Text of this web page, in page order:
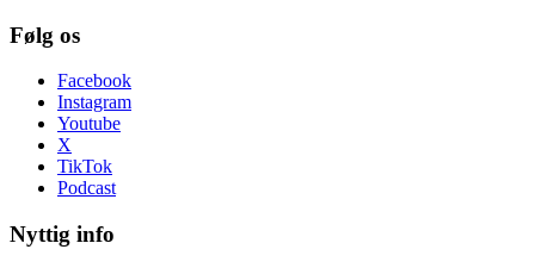
Følg os
Facebook
Instagram
Youtube
X
TikTok
Podcast
Nyttig info